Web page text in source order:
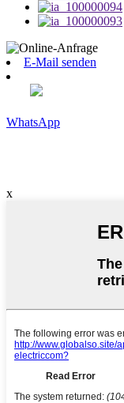
E-Mail senden
WhatsApp
x